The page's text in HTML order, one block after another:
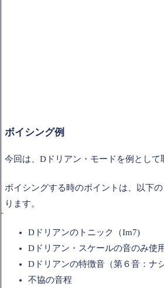
ボイシング例
今回は、Dドリアン・モードを例として
ボイシングする時のポイントは、以下
ります。
Dドリアンのトニック（Im7)
Dドリアン・スケールの音のみ使
Dドリアンの特徴音（第６音：ナ
不協の音程